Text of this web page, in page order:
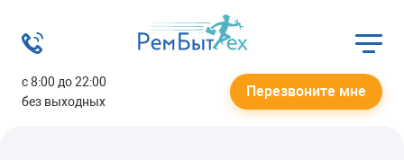
с 8:00 до 22:00
без выходных
Перезвоните мне